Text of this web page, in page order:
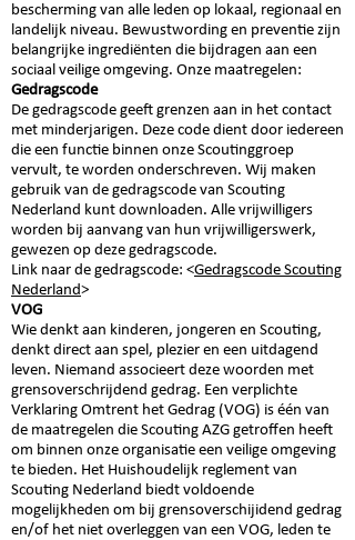
bescherming van alle leden op lokaal, regionaal en
landelijk niveau. Bewustwording en preventie zijn
belangrijke ingrediënten die bijdragen aan een
sociaal veilige omgeving. Onze maatregelen:
Gedragscode
De gedragscode geeft grenzen aan in het contact
met minderjarigen. Deze code dient door iedereen
die een functie binnen onze Scoutinggroep
vervult, te worden onderschreven. Wij maken
gebruik van de gedragscode van Scouting
Nederland kunt downloaden. Alle vrijwilligers
worden bij aanvang van hun vrijwilligerswerk,
gewezen op deze gedragscode.
​Link naar de gedragscode: <Gedragscode Scouting
Nederland>
VOG
Wie denkt aan kinderen, jongeren en Scouting,
denkt direct aan spel, plezier en een uitdagend
leven. Niemand associeert deze woorden met
grensoverschrijdend gedrag. Een verplichte
Verklaring Omtrent het Gedrag (VOG) is één van
de maatregelen die Scouting AZG getroffen heeft
om binnen onze organisatie een veilige omgeving
te bieden. Het Huishoudelijk reglement van
Scouting Nederland biedt voldoende
mogelijkheden om bij grensoverschijidend gedrag
en/of het niet overleggen van een VOG, leden te